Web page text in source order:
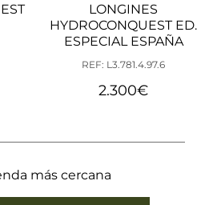
LONGINES
HYDROCONQUEST ED.
ESPECIAL ESPAÑA
REF: L3.781.4.97.6
2.300€
más cercana